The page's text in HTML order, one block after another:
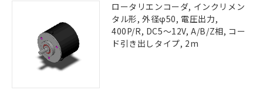
ロータリエンコーダ, インクリメン
タル形, 外径φ50, 電圧出力,
400P/R, DC5～12V, A/B/Z相, コー
ド引き出しタイプ, 2m